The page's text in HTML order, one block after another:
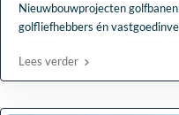
Nieuwbouwprojecten
golfliefhebbers én
Lees verder